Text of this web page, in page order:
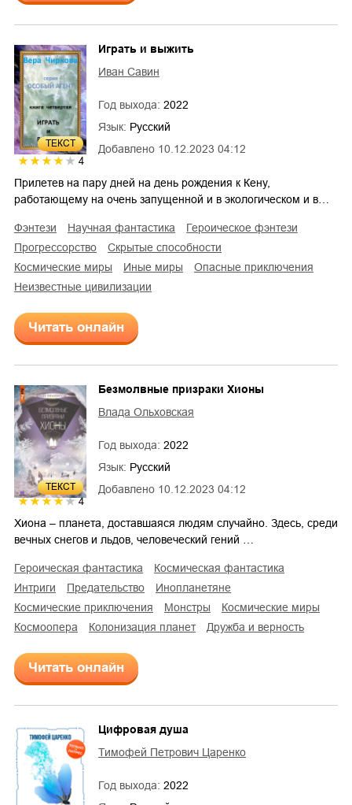
ТЕКСТ
4
Добавлено 10.12.2023 04:12
Играть и выжить
Иван Савин
Год выхода: 2022
Язык: Русский
Прилетев на пару дней на день рождения к Кену,
работающему на очень запущенной и в экологическом и в…
фэнтези научная фантастика
героическое фэнтези
прогрессорство
скрытые способности
космические миры
иные миры
опасные приключения
неизвестные цивилизации
Читать онлайн
ТЕКСТ
4
Добавлено 10.12.2023 04:12
Безмолвные призраки Хионы
Влада Ольховская
Год выхода: 2022
Язык: Русский
Хиона – планета, доставшаяся людям случайно. Здесь, среди
вечных снегов и льдов, человеческий гений …
героическая фантастика
космическая фантастика
интриги
предательство
инопланетяне
космические приключения
монстры
космические миры
космоопера
колонизация планет дружба и верность
Читать онлайн
Цифровая душа
Тимофей Петрович Царенко
Год выхода: 2022